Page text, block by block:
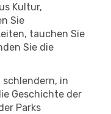
Kultur,
Sie
tauchen Sie
Sie die
schlendern, in
Geschichte der
Parks